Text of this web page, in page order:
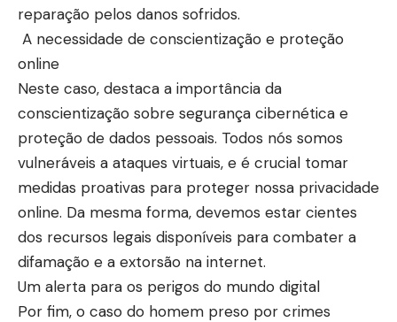
reparação pelos danos sofridos.
A necessidade de conscientização e proteção
online
Neste caso, destaca a importância da
conscientização sobre segurança cibernética e
proteção de dados pessoais. Todos nós somos
vulneráveis a ataques virtuais, e é crucial tomar
medidas proativas para proteger nossa privacidade
online. Da mesma forma, devemos estar cientes
dos recursos legais disponíveis para combater a
difamação e a extorsão na internet.
Um alerta para os perigos do mundo digital
Por fim, o caso do homem preso por crimes